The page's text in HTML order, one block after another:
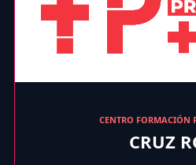
CENTRO FORMACIÓN
CRUZ